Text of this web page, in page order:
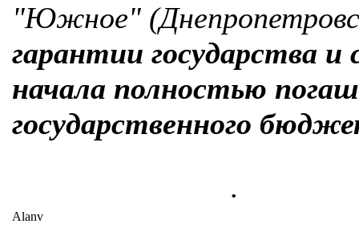
"Южное"
гарантии государства и
начала полностью
государственного
.
Alanv